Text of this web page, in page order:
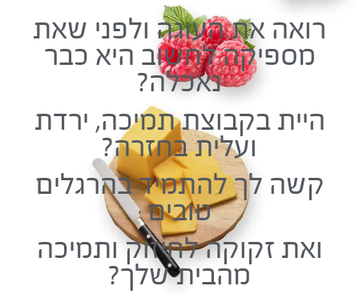
רואה את העוגה ולפני שאת
מספיקה לחשוב היא כבר
נאכלה?
היית בקבוצת תמיכה, ירדת
ועלית בחזרה?
קשה לך להתמיד בהרגלים
טובים
ואת זקוקה לחיזוק ותמיכה
מהבית שלך?